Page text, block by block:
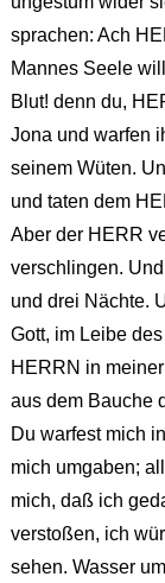
sprachen: Ach
Mannes Seele
Blut! denn du,
Jona und warfen
seinem Wüten.
und taten dem
Aber der HERR
verschlingen.
und drei Nächte.
Gott, im Leibe
HERRN in
aus dem Bauche
Du warfest mich
mich umgaben;
mich, daß ich
verstoßen, ich
sehen. Wasser